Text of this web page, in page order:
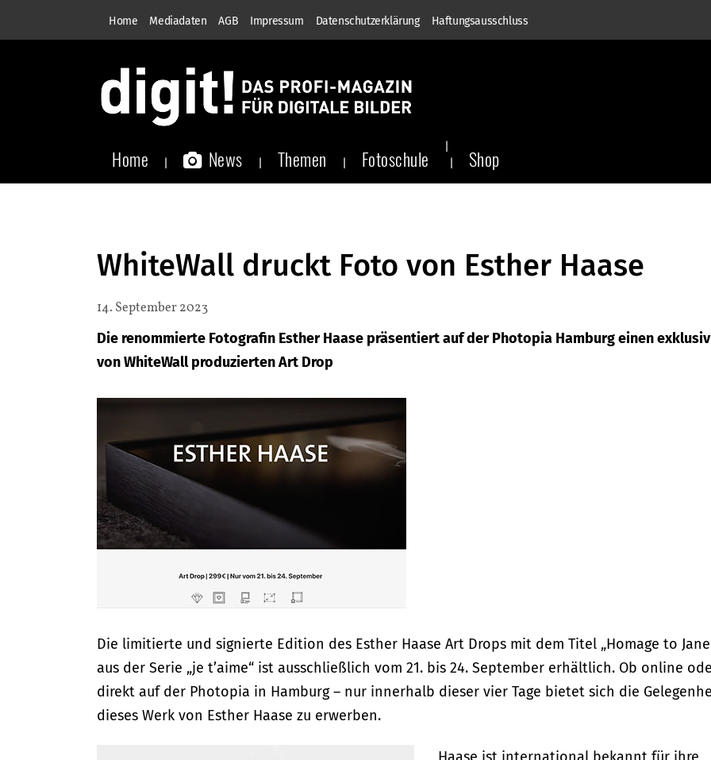
Home Mediadaten AGB Impressum Datenschutzerklärung Haftungsausschluss
Home News Themen Fotoschule Shop
WhiteWall druckt Foto von Esther Haase
14. September 2023
Die renommierte Fotografin Esther Haase präsentiert auf der Photopia Hamburg einen exklusiv
von WhiteWall produzierten Art Drop
Die limitierte und signierte Edition des Esther Haase Art Drops mit dem Titel „Homage to
aus der Serie „je t’aime“ ist ausschließlich vom 21. bis 24. September erhältlich. Ob online
direkt auf der Photopia in Hamburg – nur innerhalb dieser vier Tage bietet sich die
dieses Werk von Esther Haase zu erwerben.